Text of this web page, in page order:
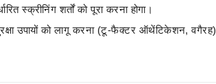
स्क्रीनिंग शर्तों को पूरा करना होगा।
उपायों को लागू करना (टू-फैक्टर ऑथेंटिकेशन, वगैरह)